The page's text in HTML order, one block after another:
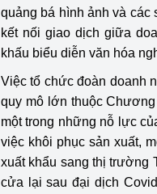
quảng bá hình ảnh và các
kết nối giao dịch giữa
khấu biểu diễn văn hóa
Việc tổ chức đoàn doanh
quy mô lớn thuộc
một trong những nỗ lực
việc khôi phục sản xuất,
xuất khẩu sang thị trường
cửa lại sau đại dịch